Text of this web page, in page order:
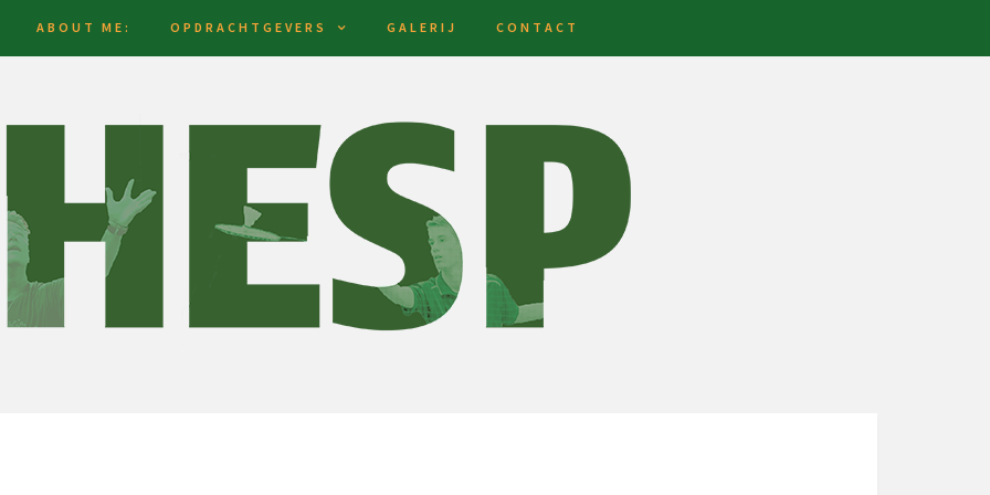
ABOUT ME: OPDRACHTGEVERS GALERIJ CONTACT